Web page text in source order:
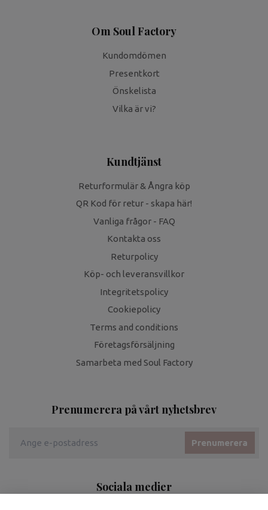
Om Soul Factory
Kundomdömen
Presentkort
Önskelista
Vilka är vi?
Kundtjänst
Returformulär & Ångra köp
QR Kod för retur - skapa här!
Vanliga frågor - FAQ
Kontakta oss
Returpolicy
Köp- och leveransvillkor
Integritetspolicy
Cookiepolicy
Terms and conditions
Företagsförsäljning
Samarbeta med Soul Factory
Prenumerera på vårt nyhetsbrev
Prenumerera
Sociala medier